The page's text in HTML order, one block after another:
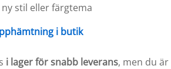
stil eller färgtema
i butik
i lager för snabb leverans, men du